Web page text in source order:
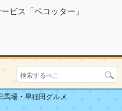
ビス「ペコッター」
馬場・早稲田グルメ